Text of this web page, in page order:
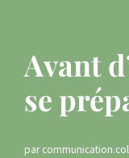
Avant
se
par